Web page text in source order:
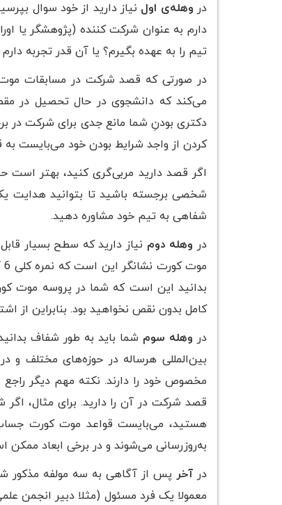
در وهله‌ی اول نیاز دارید از خود سوال
دارم به عنوان شرکت کننده (پژوهشگر یا
تیم را به عهده بگیرم؟ یا آن قدر تجربه
در صورتی که قصد شرکت در مسابقات موت
می‌کند که دانشجوی در حال تحصیل در
دکتری بودنِ شما مانع جدی برای شرکت در
کردن از واجد شرایط بودن خود می‌بایست به
اگر قصد دارید مربی‌گری کنید، بهتر است
شخصی برجسته باشید تا بتوانید هدایت
شفاهی به تیم خود مشاوره دهید.
در وهله دوم نیاز دارید که سطح بسیار
بدانید این است که شما در پروسه موت
کامل بدون نقص نخواهید بود. بنابراین از
در وهله سوم
بین‌المللی هرساله در حوزه‌های مختلف و
مخصوص خود را دارند. نکته مهم دیگر
به‌روزرسانی می‌شوند و در برخی ابعاد ممکن
در آخر پس از آگاهی به سه مولفه مذکور
معمولا یک فرد مسئول (مثلا دبیر انجمن